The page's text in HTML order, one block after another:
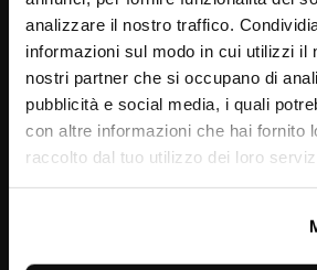
analizzare il nostro traffico.
informazioni sul modo in cui utilizzi il
nostri partner che si occupano di
pubblicità e social media, i quali
con altre informazioni che hai fornito
raccolto dal tuo utilizzo dei loro
Crystal